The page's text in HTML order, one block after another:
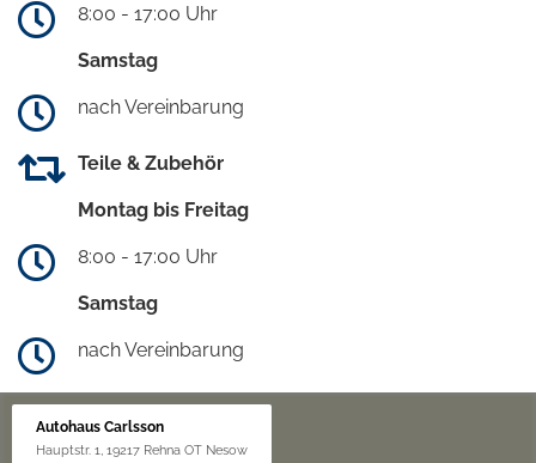
8:00 - 17:00 Uhr
Samstag
nach Vereinbarung
Teile & Zubehör
Montag bis Freitag
8:00 - 17:00 Uhr
Samstag
nach Vereinbarung
Autohaus Carlsson
Hauptstr. 1, 19217 Rehna OT Nesow